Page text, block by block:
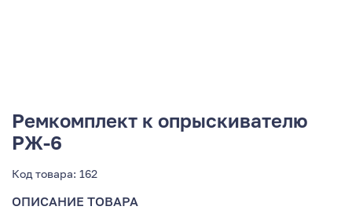
Ремкомплект к опрыскивателю
РЖ-6
Код товара: 162
ОПИСАНИЕ ТОВАРА